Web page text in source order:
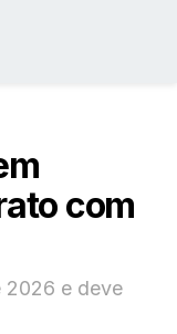
com
2026 e deve